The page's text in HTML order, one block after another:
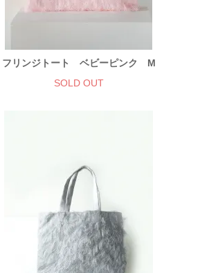
フリンジトート ベビーピンク M
SOLD OUT